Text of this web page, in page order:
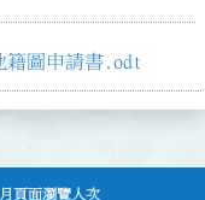
籍圖申請書.odt
頁面瀏覽人次